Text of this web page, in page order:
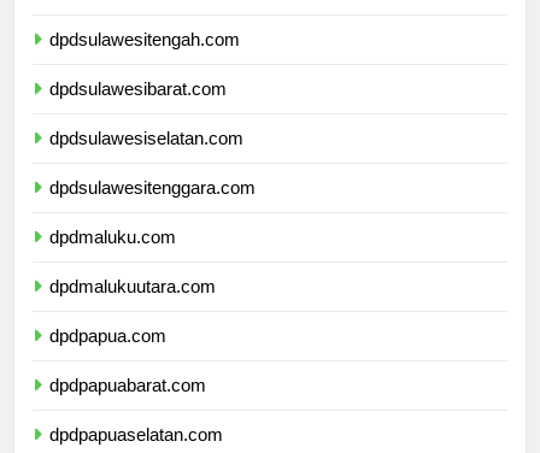
dpdsulawesitengah.com
dpdsulawesibarat.com
dpdsulawesiselatan.com
dpdsulawesitenggara.com
dpdmaluku.com
dpdmalukuutara.com
dpdpapua.com
dpdpapuabarat.com
dpdpapuaselatan.com